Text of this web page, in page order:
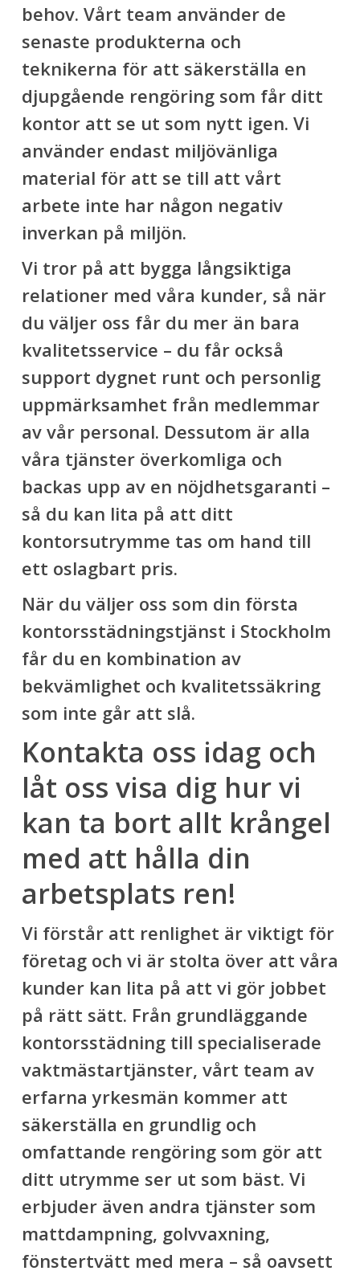
behov. Vårt team använder de
senaste produkterna och
teknikerna för att säkerställa en
djupgående rengöring som får ditt
kontor att se ut som nytt igen. Vi
använder endast miljövänliga
material för att se till att vårt
arbete inte har någon negativ
inverkan på miljön.
Vi tror på att bygga långsiktiga
relationer med våra kunder, så när
du väljer oss får du mer än bara
kvalitetsservice – du får också
support dygnet runt och personlig
uppmärksamhet från medlemmar
av vår personal. Dessutom är alla
våra tjänster överkomliga och
backas upp av en nöjdhetsgaranti –
så du kan lita på att ditt
kontorsutrymme tas om hand till
ett oslagbart pris.
När du väljer oss som din första
kontorsstädningstjänst i Stockholm
får du en kombination av
bekvämlighet och kvalitetssäkring
som inte går att slå.
Kontakta oss idag och
låt oss visa dig hur vi
kan ta bort allt krångel
med att hålla din
arbetsplats ren!
Vi förstår att renlighet är viktigt för
företag och vi är stolta över att våra
kunder kan lita på att vi gör jobbet
på rätt sätt. Från grundläggande
kontorsstädning till specialiserade
vaktmästartjänster, vårt team av
erfarna yrkesmän kommer att
säkerställa en grundlig och
omfattande rengöring som gör att
ditt utrymme ser ut som bäst. Vi
erbjuder även andra tjänster som
mattdampning, golvvaxning,
fönstertvätt med mera – så oavsett